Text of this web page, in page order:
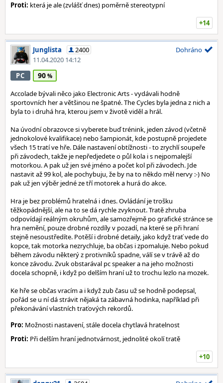
Proti: která je ale (zvlášť dnes) poměrně stereotypní
+14
Junglista
2400
11.04.2020 14:12
Dohráno
PC 90
Accolade bývali něco jako Electronic Arts - vydávali hodně
sportovních her a většinou ne špatné. The Cycles byla jedna z nich a
byla to i druhá hra, kterou jsem v životě viděl a hrál.
Na úvodní obrazovce si vyberete buď trénink, jeden závod (včetně
jednokolové kvalifikace) nebo šampionát, kde postupně projedete
všech 15 tratí ve hře. Dále nastavení obtížnosti - to zrychlí soupeře
při závodech, takže je nepředjedete o půl kola i s nejpomalejší
motorkou. A pak už jen své jméno a počet kol při závodech. Jde
nastavit až 99 kol, ale pochybuju, že by na to někdo měl nervy :-) No
pak už jen výběr jedné ze tří motorek a hurá do akce.
Hra je bez problémů hratelná i dnes. Ovládání je trošku
těžkopádnější, ale na to se dá rychle zvyknout. Tratě zhruba
odpovídají reálným okruhům, ale samozřejmě po grafické stránce se
hra nemění, pouze drobné rozdíly v pozadí, na které se při hraní
stejně nesoustředíte. Potěší i drobné detaily, jako když trať vede do
kopce, tak motorka nezrychluje, ba občas i zpomaluje. Nebo pokud
během závodu některý z protivníků spadne, válí se v trávě až do
konce závodu. Zvuk obstarával pc speaker a na jeho možnosti
docela schopně, i když po delším hraní už to trochu lezlo na mozek.
Ke hře se občas vracím a i když zub času už se hodně podepsal,
pořád se u ní dá strávit nějaká ta zábavná hodinka, například při
překonávání vlastních traťových rekordů.
Pro: Možnosti nastavení, stále docela chytlavá hratelnost
Proti: Při delším hraní jednotvárnost, jednolité okolí tratě
+10